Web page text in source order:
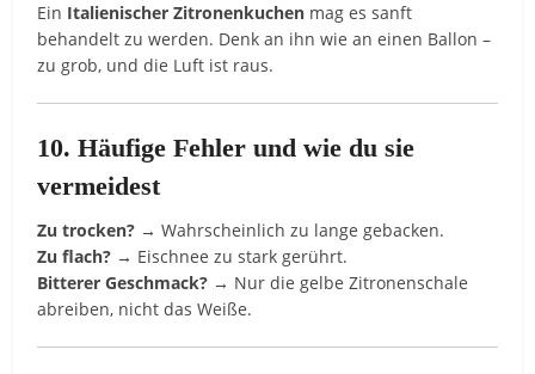
Ein Italienischer Zitronenkuchen mag es sanft
behandelt zu werden. Denk an ihn wie an einen Ballon –
zu grob, und die Luft ist raus.
10. Häufige Fehler und wie du sie
vermeidest
Zu trocken? → Wahrscheinlich zu lange gebacken.
Zu flach? → Eischnee zu stark gerührt.
Bitterer Geschmack? → Nur die gelbe Zitronenschale
abreiben, nicht das Weiße.